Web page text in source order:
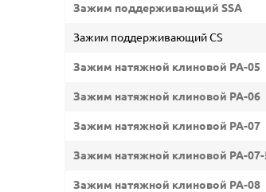
Зажим поддерживающий SSA
Зажим поддерживающий CS
Зажим натяжной клиновой PA-05
Зажим натяжной клиновой PA-06
Зажим натяжной клиновой PA-07
Зажим натяжной клиновой PA-07-
Зажим натяжной клиновой PA-08